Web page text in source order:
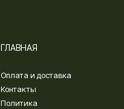
ГЛАВНАЯ
Оплата и доставка
Контакты
Политика